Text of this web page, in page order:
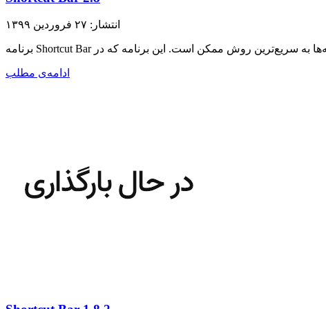
انتشار: ۲۷ فروردین ۱۳۹۹
ادامه‌ی مطلب